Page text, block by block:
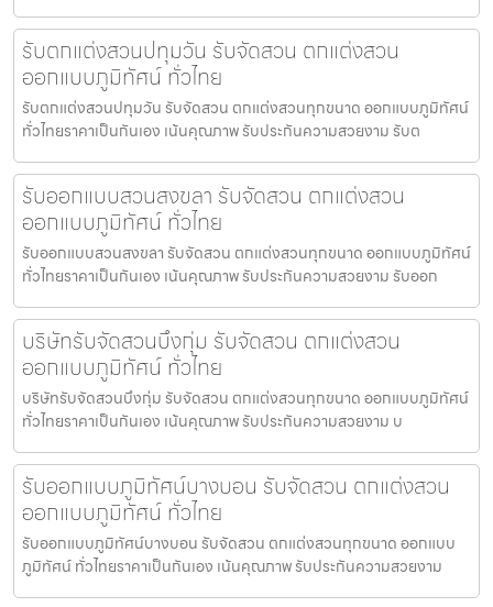
รับตกแต่งสวนปทุมวัน รับจัดสวน ตกแต่งสวน
ออกแบบภูมิทัศน์ ทั่วไทย
รับตกแต่งสวนปทุมวัน รับจัดสวน ตกแต่งสวนทุกขนาด ออกแบบภูมิทัศน์
ทั่วไทยราคาเป็นกันเอง เน้นคุณภาพ รับประกันความสวยงาม รับต
รับออกแบบสวนสงขลา รับจัดสวน ตกแต่งสวน
ออกแบบภูมิทัศน์ ทั่วไทย
รับออกแบบสวนสงขลา รับจัดสวน ตกแต่งสวนทุกขนาด ออกแบบภูมิทัศน์
ทั่วไทยราคาเป็นกันเอง เน้นคุณภาพ รับประกันความสวยงาม รับออก
บริษัทรับจัดสวนบึงกุ่ม รับจัดสวน ตกแต่งสวน
ออกแบบภูมิทัศน์ ทั่วไทย
บริษัทรับจัดสวนบึงกุ่ม รับจัดสวน ตกแต่งสวนทุกขนาด ออกแบบภูมิทัศน์
ทั่วไทยราคาเป็นกันเอง เน้นคุณภาพ รับประกันความสวยงาม บ
รับออกแบบภูมิทัศน์บางบอน รับจัดสวน ตกแต่งสวน
ออกแบบภูมิทัศน์ ทั่วไทย
รับออกแบบภูมิทัศน์บางบอน รับจัดสวน ตกแต่งสวนทุกขนาด ออกแบบ
ภูมิทัศน์ ทั่วไทยราคาเป็นกันเอง เน้นคุณภาพ รับประกันความสวยงาม